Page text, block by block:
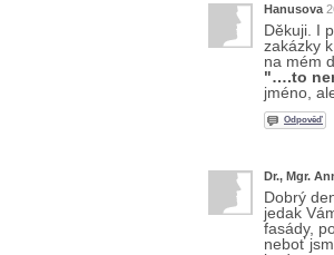
Hanusova
Děkuji. I
zakázky
na mém
"….to
jméno,
Odpověď
Dr., Mgr.
Dobrý
jedak
fasády,
neboť